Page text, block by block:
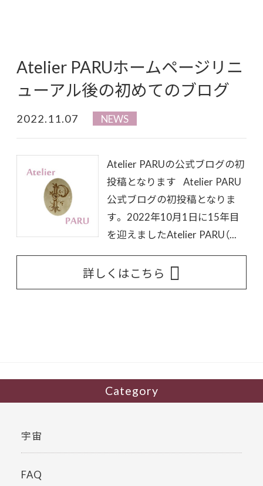
Atelier PARUホームページリニ
ューアル後の初めてのブログ
2022.11.07 NEWS
Atelier PARUの公式ブログの初
投稿となります Atelier PARU
公式ブログの初投稿となりま
す。 2022年10月1日に15年目
を迎えましたAtelier PARU（...
詳しくはこちら
Category
宇宙
FAQ